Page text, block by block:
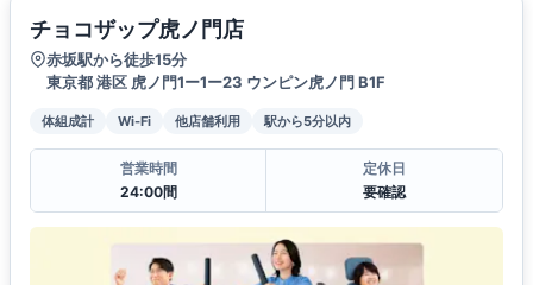
チョコザップ虎ノ門店
赤坂駅から徒歩15分
東京都 港区 虎ノ門1ー1ー23 ウンピン虎ノ門 B1F
体組成計 Wi-Fi 他店舗利用 駅から5分以内
営業時間
24:00間
定休日
要確認